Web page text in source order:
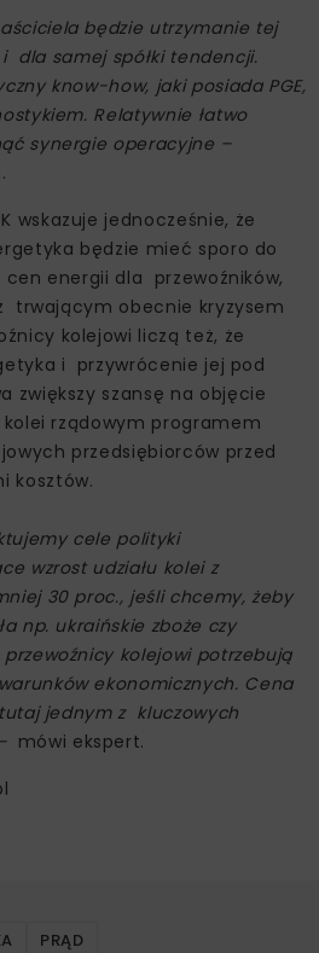
będzie utrzymanie tej
dla samej spółki tendencji.
know-how, jaki posiada PGE,
Relatywnie łatwo
synergie operacyjne –
.
wskazuje jednocześnie, że
będzie mieć sporo do
energii dla przewoźników,
trwającym obecnie kryzysem
kolejowi liczą też, że
i przywrócenie jej pod
zwiększy szansę na objęcie
rządowym programem
przedsiębiorców przed
kosztów.
cele polityki
wzrost udziału kolei z
30 proc., jeśli chcemy, żeby
np. ukraińskie zboże czy
kolejowi potrzebują
ekonomicznych. Cena
jednym z kluczowych
mówi ekspert.
PRĄD